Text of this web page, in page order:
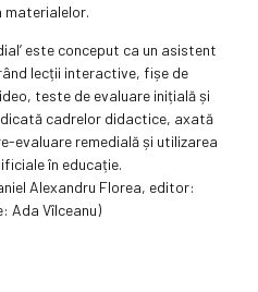
materialelor.
este conceput ca un asistent
lecții interactive, fișe de
teste de evaluare inițială și
cadrelor didactice, axată
evaluare remedială și utilizarea
în educație.
Alexandru Florea, editor:
Ada Vîlceanu)